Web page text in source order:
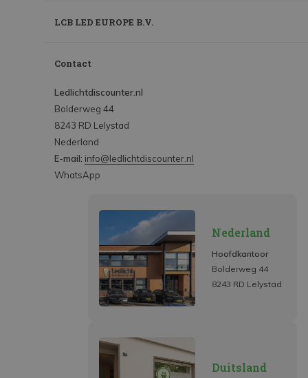
LCB LED EUROPE B.V.
Contact
Ledlichtdiscounter.nl
Bolderweg 44
8243 RD Lelystad
Nederland
E-mail: info@ledlichtdiscounter.nl
WhatsApp
Nederland
Hoofdkantoor
Bolderweg 44
8243 RD Lelystad
Duitsland